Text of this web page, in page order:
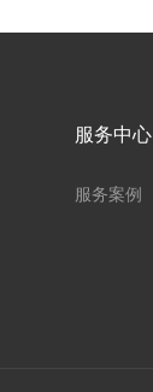
服务中心
服务案例